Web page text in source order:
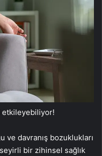
etkileyebiliyor!
ve davranış bozuklukları
bir zihinsel sağlık